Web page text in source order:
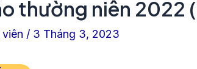
thường niên
/ 3 Tháng 3, 2023